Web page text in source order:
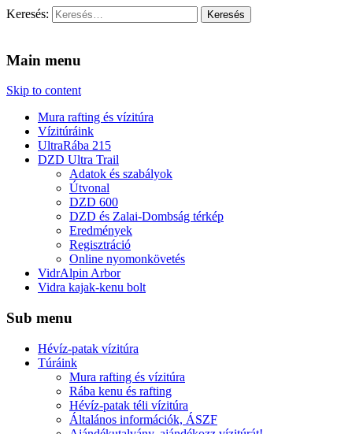
Keresés:
Main menu
Skip to content
Mura rafting és vízitúra
Vízitúráink
UltraRába 215
DZD Ultra Trail
Adatok és szabályok
Útvonal
DZD 600
DZD és Zalai-Dombság térkép
Eredmények
Regisztráció
Online nyomonkövetés
VidrAlpin Arbor
Vidra kajak-kenu bolt
Sub menu
Hévíz-patak vízitúra
Túráink
Mura rafting és vízitúra
Rába kenu és rafting
Hévíz-patak téli vízitúra
Általános információk, ÁSZF